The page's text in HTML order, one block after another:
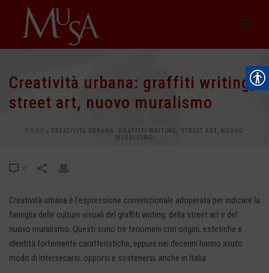
Creatività urbana: graffiti writing,
street art, nuovo muralismo
»
CREATIVITÀ URBANA: GRAFFITI WRITING, STREET ART, NUOVO
MURALISMO
0
Creatività urbana è l’espressione convenzionale adoperata per indicare la
famiglia delle culture visuali del graffiti writing, della street art e del
nuovo muralismo. Questi sono tre fenomeni con origini, estetiche e
identità fortemente caratteristiche, eppure nei decenni hanno avuto
modo di intersecarsi, opporsi e sostenersi, anche in Italia.